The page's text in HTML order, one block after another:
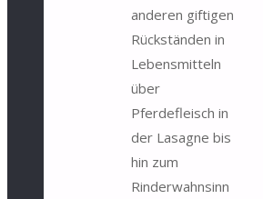
anderen giftigen
Rückständen in
Lebensmitteln
über
Pferdefleisch in
der Lasagne bis
hin zum
Rinderwahnsinn